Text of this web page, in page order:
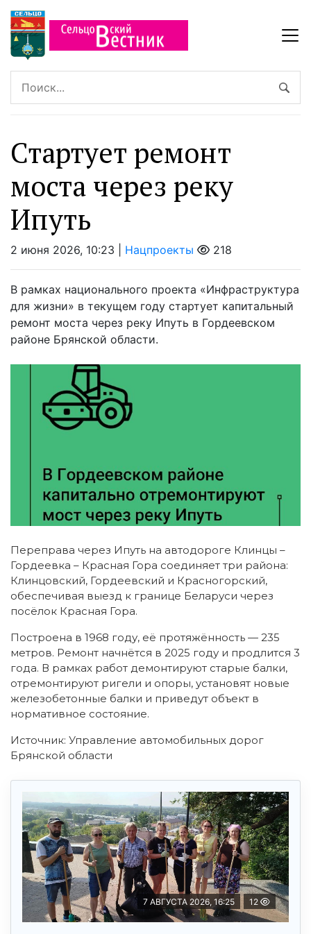
Стартует ремонт
моста через реку
Ипуть
2 июня 2026, 10:23 | Нацпроекты 218
В рамках национального проекта «Инфраструктура
для жизни» в текущем году стартует капитальный
ремонт моста через реку Ипуть в Гордеевском
районе Брянской области.
Переправа через Ипуть на автодороге Клинцы –
Гордеевка – Красная Гора соединяет три района:
Клинцовский, Гордеевский и Красногорский,
обеспечивая выезд к границе Беларуси через
посёлок Красная Гора.
Построена в 1968 году, её протяжённость — 235
метров. Ремонт начнётся в 2025 году и продлится 3
года. В рамках работ демонтируют старые балки,
отремонтируют ригели и опоры, установят новые
железобетонные балки и приведут объект в
нормативное состояние.
Источник: Управление автомобильных дорог
Брянской области
7 АВГУСТА 2026, 16:25 12